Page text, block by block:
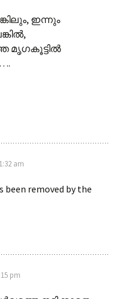
ഇന്നും
മൃഗകൂട്ടില്‍
am
been removed by the
pm